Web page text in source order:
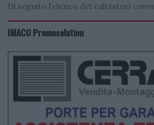
Di seguito l’elenco dei calciatori
IMACO Promosolution